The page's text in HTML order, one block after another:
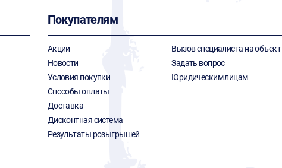
Покупателям
Акции
Новости
Условия покупки
Способы оплаты
Доставка
Дисконтная система
Результаты розыгрышей
Вызов специалиста на объект
Задать вопрос
Юридическим лицам